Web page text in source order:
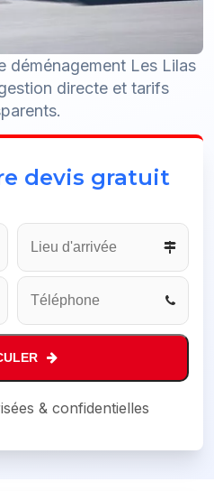
déménagement Les Lilas
directe et tarifs
devis gratuit
& confidentielles